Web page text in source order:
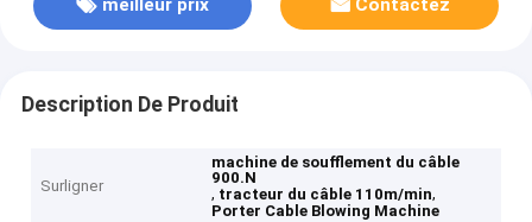
meilleur prix Contactez
Description De Produit
Surligner
machine de soufflement du câble
900.N
, tracteur du câble 110m/min,
Porter Cable Blowing Machine